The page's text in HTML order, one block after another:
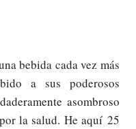
bebida cada vez más
a sus poderosos
asombroso
la salud. He aquí 25